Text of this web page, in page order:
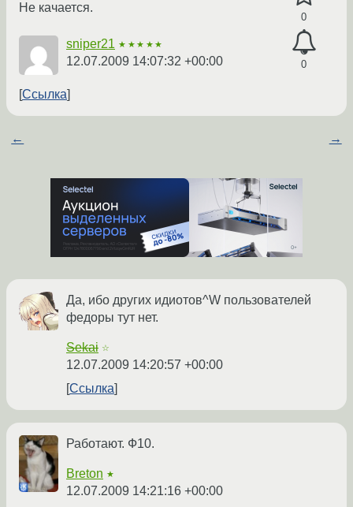
0
0
Не качается.
sniper21 ★★★★★
12.07.2009 14:07:32 +00:00
Ссылка
← →
Да, ибо других идиотов^W пользователей
федоры тут нет.
Sekai ☆
12.07.2009 14:20:57 +00:00
Ссылка
Работают. Ф10.
Breton ★
12.07.2009 14:21:16 +00:00